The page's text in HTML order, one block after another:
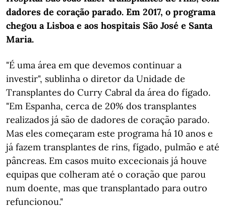
dadores de coração parado. Em 2017, o programa
chegou a Lisboa e aos hospitais São José e Santa
Maria.
"É uma área em que devemos continuar a
investir", sublinha o diretor da Unidade de
Transplantes do Curry Cabral da área do fígado.
"Em Espanha, cerca de 20% dos transplantes
realizados já são de dadores de coração parado.
Mas eles começaram este programa há 10 anos e
já fazem transplantes de rins, fígado, pulmão e até
pâncreas. Em casos muito excecionais já houve
equipas que colheram até o coração que parou
num doente, mas que transplantado para outro
refuncionou."